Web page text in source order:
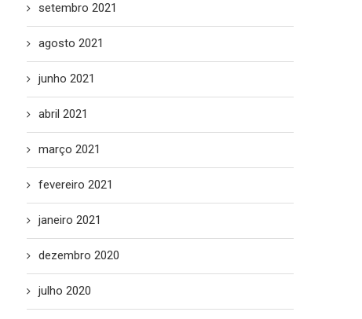
setembro 2021
agosto 2021
junho 2021
abril 2021
março 2021
fevereiro 2021
janeiro 2021
dezembro 2020
julho 2020